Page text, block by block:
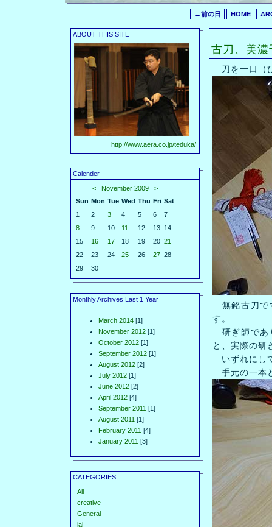
←前の日 HOME
ABOUT THIS SITE
http://www.aera.co.jp/teduka/
Calender
<
November 2009
>
Sun Mon Tue Wed Thu Fri Sat
1
2 3 4 5 6
7
8
9 10 11 12 13 14
15
16 17 18 19 20 21
22
23 24 25 26 27 28
29
30
Monthly Archives Last 1 Year
March 2014 [1]
November 2012 [1]
October 2012 [1]
September 2012 [1]
August 2012 [2]
July 2012 [1]
June 2012 [2]
April 2012 [4]
September 2011 [1]
August 2011 [1]
February 2011 [4]
January 2011 [3]
CATEGORIES
All
creative
General
iai
古刀、美濃
刀を一口（
無銘古刀で
す。
研ぎ師であ
と、実際の研
いずれにし
手元の一本